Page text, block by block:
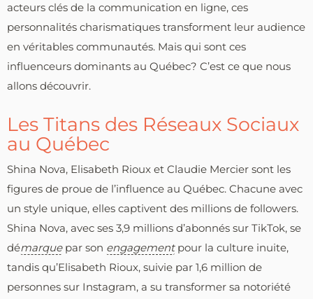
acteurs clés de la communication en ligne, ces
personnalités charismatiques transforment leur audience
en véritables communautés. Mais qui sont ces
influenceurs dominants au Québec? C’est ce que nous
allons découvrir.
Les Titans des Réseaux Sociaux
au Québec
Shina Nova, Elisabeth Rioux et Claudie Mercier sont les
figures de proue de l’influence au Québec. Chacune avec
un style unique, elles captivent des millions de followers.
Shina Nova, avec ses 3,9 millions d’abonnés sur TikTok, se
démarquepar son engagementpour la culture inuite,
tandis qu’Elisabeth Rioux, suivie par 1,6 million de
personnes sur Instagram, a su transformer sa notoriété